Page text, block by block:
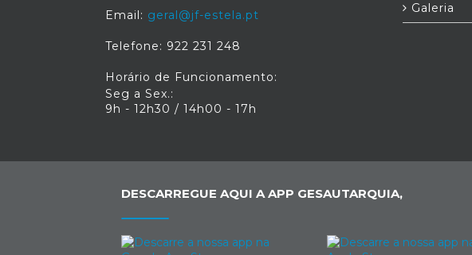
Email: geral@jf-estela.pt
Telefone: 922 231 248
Horário de Funcionamento:
Seg a Sex.:
9h - 12h30 / 14h00 - 17h
Galeria
DESCARREGUE AQUI A APP GESAUTARQUIA,